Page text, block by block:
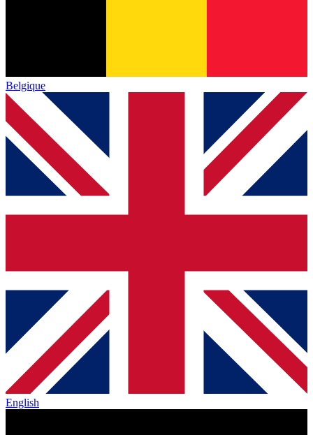
Belgique
English